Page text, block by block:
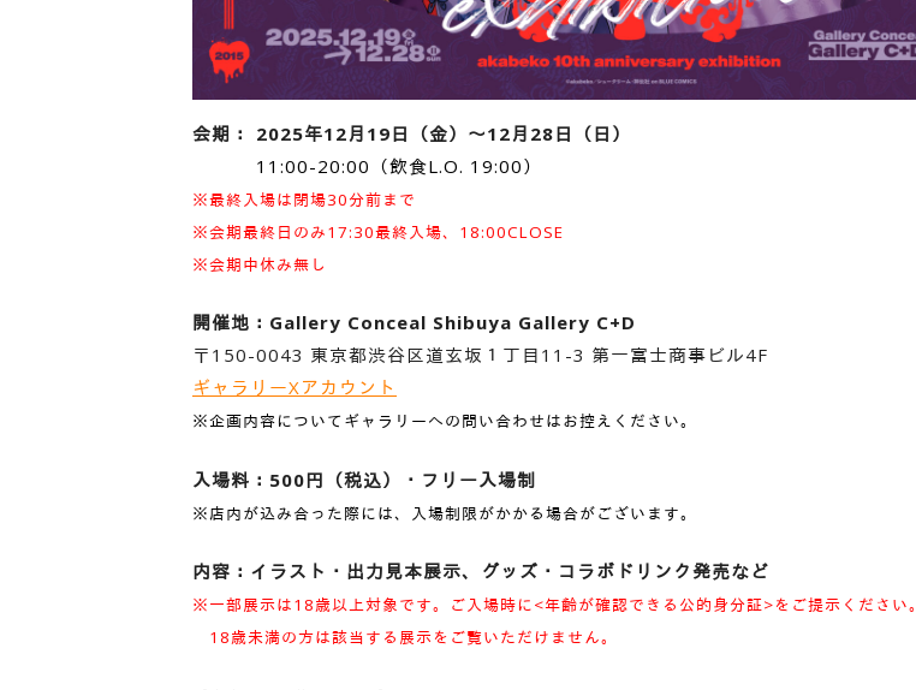
会期： 2025年12月19日（金）～12月28日（日）
11:00-20:00（飲食L.O. 19:00）
※最終入場は閉場30分前まで
※会期最終日のみ17:30最終入場、18:00CLOSE
※会期中休み無し
開催地：Gallery Conceal Shibuya Gallery C+D
〒150-0043 東京都渋谷区道玄坂１丁目11-3 第一富士商事ビル4F
ギャラリーXアカウント
※企画内容についてギャラリーへの問い合わせはお控えください。
入場料：500円（税込）・フリー入場制
※店内が込み合った際には、入場制限がかかる場合がございます。
内容：イラスト・出力見本展示、グッズ・コラボドリンク発売など
※一部展示は18歳以上対象です。
ご入場時に<年齢が確認できる公的身分証>をご提示ください。
18歳未満の方は該当する展示をご覧いただけません。